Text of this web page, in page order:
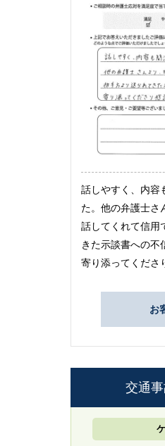
話しやすく、内容
た。他の弁護士さ
話してくれて信用
きた示談書への不
寄り添ってくださ
お
交通